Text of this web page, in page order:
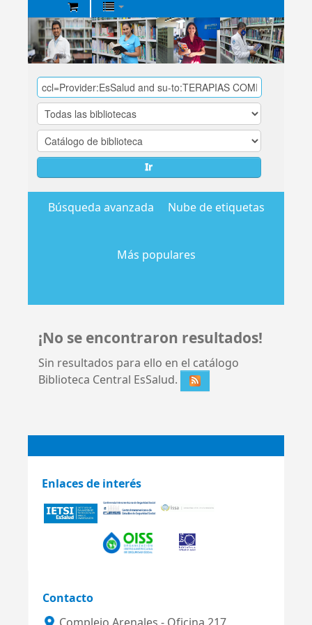
Biblioteca
Central
EsSalud
Ir
Búsqueda avanzada Nube de etiquetas
Más populares
¡No se encontraron resultados!
Sin resultados para ello en el catálogo
Biblioteca Central EsSalud.
Enlaces de interés
Contacto